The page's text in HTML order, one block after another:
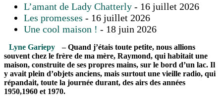
L’amant de Lady Chatterly - 16 juillet 2026
Les promesses - 16 juillet 2026
Une cool maison ! - 18 juin 2026
Lyne Gariepy
– Quand j’étais toute petite, nous allions
souvent chez le frère de ma mère, Raymond, qui habitait une
maison, construite de ses propres mains, sur le bord d’un lac. Il
y avait plein d’objets anciens, mais surtout une vieille radio, qui
répandait, toute la journée durant, des airs des années
1950,1960 et 1970.